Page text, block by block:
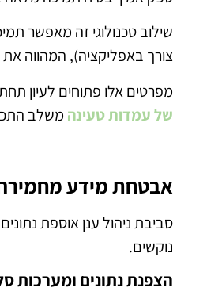
צורך באפליקציה), המהווה
מפרטים אלו פתוחים לעיון
של עמדות טעינה משלב
אבטחת מידע מחמירה
סביבת ניהול ענן אוספת
נוקשים.
הצפנת נתונים ומערכות